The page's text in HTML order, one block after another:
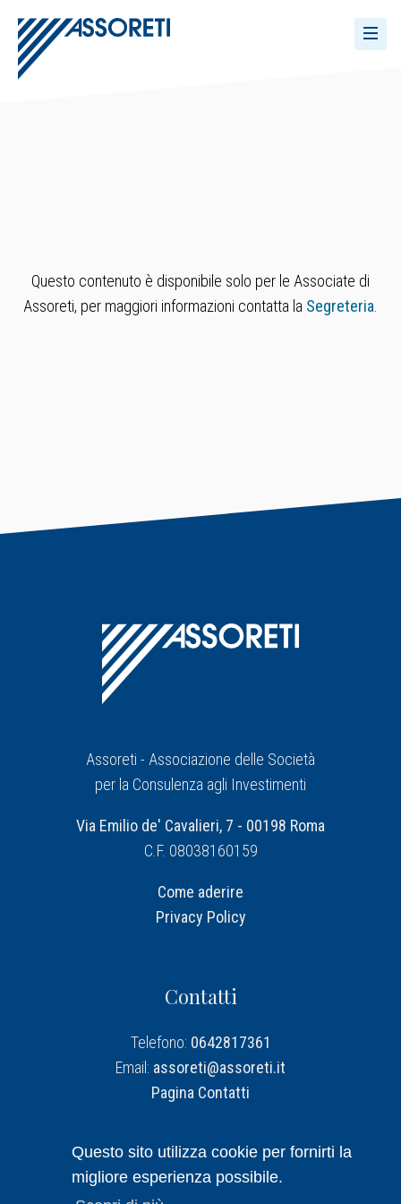
Questo sito utilizza cookie per fornirti la
migliore esperienza possibile.
Questo contenuto è disponibile solo per le Associate di
Assoreti, per maggiori informazioni contatta la Segreteria
Assoreti - Associazione delle Società
per la Consulenza agli Investimenti
Via Emilio de' Cavalieri, 7 - 00198 Roma
C.F. 08038160159
Come aderire
Privacy Policy
Contatti
Telefono: 0642817361
Email: assoreti@assoreti.it
Pagina Contatti